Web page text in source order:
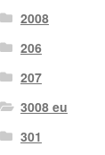
2008
206
207
3008 eu
301